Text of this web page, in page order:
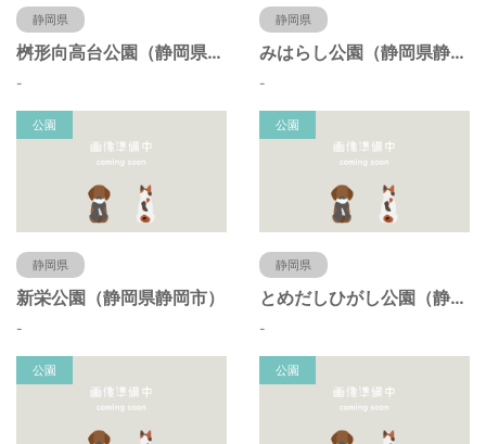
静岡県
桝形向高台公園（静岡県静岡市）
-
静岡県
みはらし公園（静岡県静岡市）
-
公園
静岡県
新栄公園（静岡県静岡市）
-
公園
静岡県
とめだしひがし公園（静岡県静岡市）
-
公園 公園